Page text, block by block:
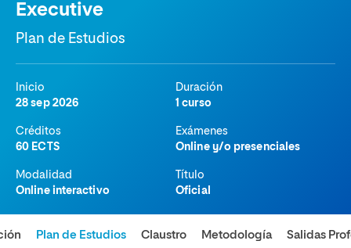
Executive
Plan de Estudios
Inicio
28 sep 2026
Duración
1 curso
Créditos
60 ECTS
Exámenes
Online y/o presenciales
Modalidad
Online interactivo
Título
Oficial
Plan de Estudios Claustro Metodología Salidas